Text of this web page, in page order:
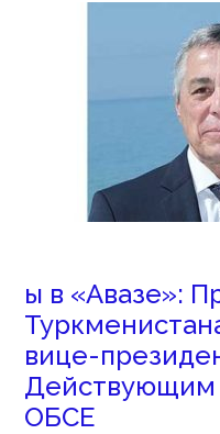
ы в «Авазе»:
вице-
Действующим
ОБСЕ